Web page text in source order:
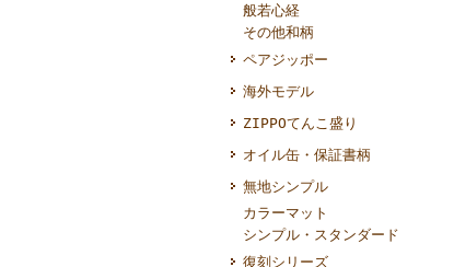
般若心経
その他和柄
ペアジッポー
海外モデル
ZIPPOてんこ盛り
オイル缶・保証書柄
無地シンプル
カラーマット
シンプル・スタンダード
復刻シリーズ